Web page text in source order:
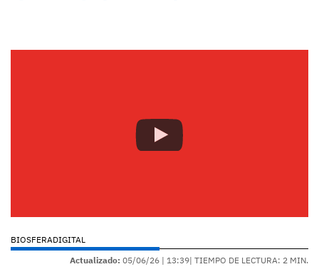
BIOSFERADIGITAL
Actualizado: 05/06/26 | 13:39| TIEMPO DE LECTURA: 2 MIN.